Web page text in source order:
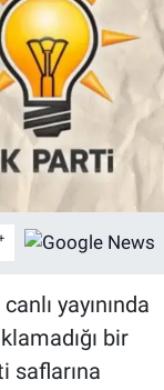
yayınında
bir
saflarına